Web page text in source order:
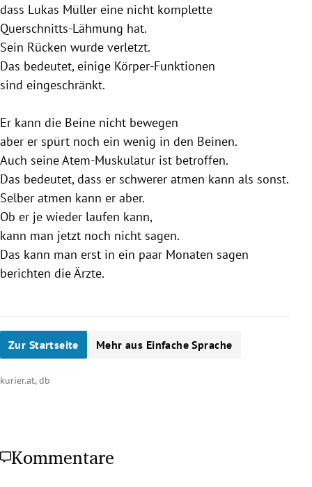
dass Lukas Müller eine nicht komplette
Querschnitts-Lähmung hat.
Sein Rücken wurde verletzt.
Das bedeutet, einige Körper-Funktionen
sind eingeschränkt.
Er kann die Beine nicht bewegen
aber er spürt noch ein wenig in den Beinen.
Auch seine Atem-Muskulatur ist betroffen.
Das bedeutet, dass er schwerer atmen kann als sonst.
Selber atmen kann er aber.
Ob er je wieder laufen kann,
kann man jetzt noch nicht sagen.
Das kann man erst in ein paar Monaten sagen
berichten die Ärzte.
Zur Startseite Mehr aus Einfache Sprache
kurier.at, db
Kommentare